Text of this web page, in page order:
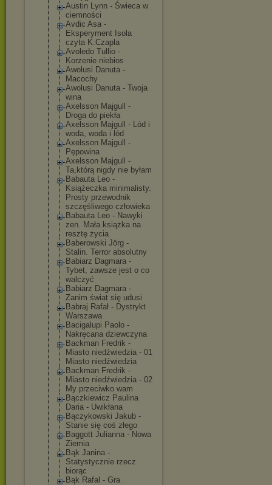
Austin Lynn - Świeca w
ciemności
Avdic Asa -
Eksperyment Isola
czyta K.Czapla
Avoledo Tullio -
Korzenie niebios
Awolusi Danuta -
Macochy
Awolusi Danuta - Twoja
wina
Axelsson Majgull -
Droga do piekła
Axelsson Majgull - Lód i
woda, woda i lód
Axelsson Majgull -
Pępowina
Axelsson Majgull -
Ta,którą nigdy nie byłam
Babauta Leo -
Książeczka minimalisty.
Prosty przewodnik
szczęśliwego człowieka
Babauta Leo - Nawyki
zen. Mała książka na
resztę życia
Baberowski Jörg -
Stalin. Terror absolutny
Babiarz Dagmara -
Tybet, zawsze jest o co
walczyć
Babiarz Dagmara -
Zanim świat się udusi
Babraj Rafał - Dystrykt
Warszawa
Bacigalupi Paolo -
Nakręcana dziewczyna
Backman Fredrik -
Miasto niedźwiedzia - 01
Miasto niedźwiedzia
Backman Fredrik -
Miasto niedźwiedzia - 02
My przeciwko wam
Bączkiewicz Paulina
Daria - Uwikłana
Bączykowski Jakub -
Stanie się coś złego
Baggott Julianna - Nowa
Ziemia
Bąk Janina -
Statystycznie rzecz
biorąc
Bąk Rafal - Gra